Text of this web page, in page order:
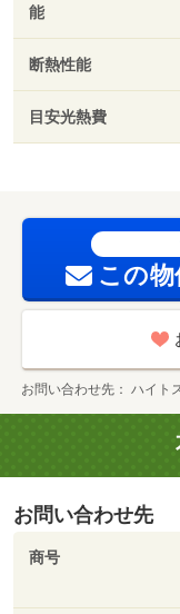
能
断熱性能
目安光熱費
この
お問い合わせ先 ハイト
お問い合わせ先
商号